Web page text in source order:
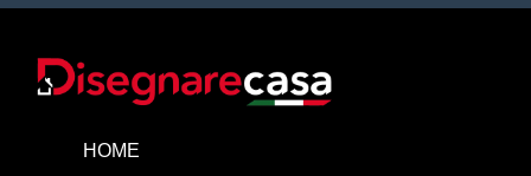
HOME